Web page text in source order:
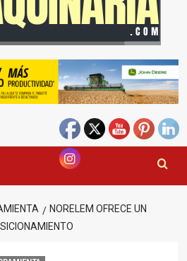
NORELEM OFRECE UN